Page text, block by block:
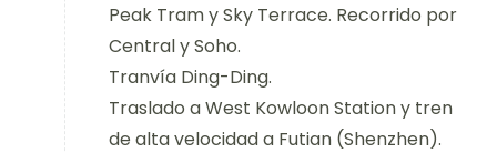
Peak Tram y Sky Terrace. Recorrido por
Central y Soho.
Tranvía Ding-Ding.
Traslado a West Kowloon Station y tren
de alta velocidad a Futian (Shenzhen).